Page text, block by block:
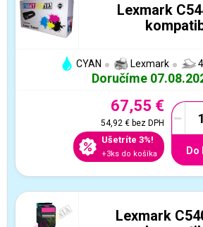
Lexmark
CYAN Lexmark
Doručíme
67,55 €
54,92 €bez DPH
Ušetríte 3%!
+3ks do košíka
-
Do
Lexmark